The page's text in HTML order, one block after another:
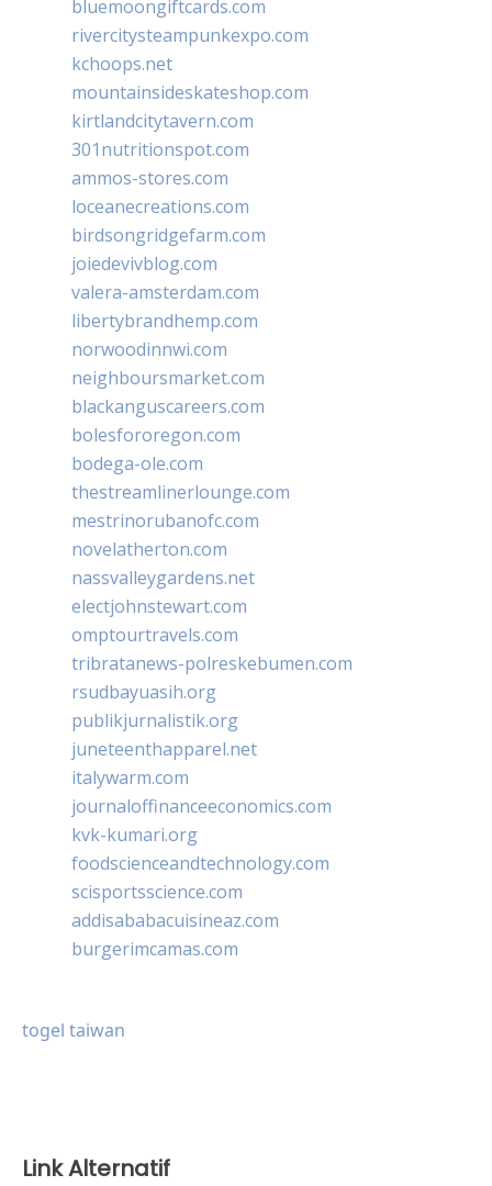
bluemoongiftcards.com
rivercitysteampunkexpo.com
kchoops.net
mountainsideskateshop.com
kirtlandcitytavern.com
301nutritionspot.com
ammos-stores.com
loceanecreations.com
birdsongridgefarm.com
joiedevivblog.com
valera-amsterdam.com
libertybrandhemp.com
norwoodinnwi.com
neighboursmarket.com
blackanguscareers.com
bolesfororegon.com
bodega-ole.com
thestreamlinerlounge.com
mestrinorubanofc.com
novelatherton.com
nassvalleygardens.net
electjohnstewart.com
omptourtravels.com
tribratanews-polreskebumen.com
rsudbayuasih.org
publikjurnalistik.org
juneteenthapparel.net
italywarm.com
journaloffinanceeconomics.com
kvk-kumari.org
foodscienceandtechnology.com
scisportsscience.com
addisababacuisineaz.com
burgerimcamas.com
togel taiwan
Link Alternatif